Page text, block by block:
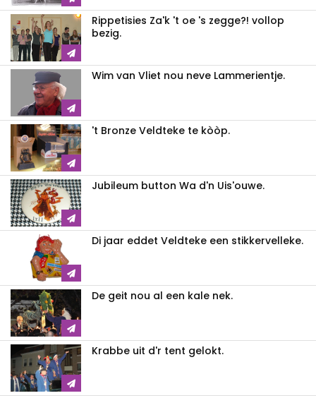
Rippetisies Za'k 't oe 's zegge?! vollop
bezig.
Wim van Vliet nou neve Lammerientje.
't Bronze Veldteke te kòòp.
Jubileum button Wa d'n Uis'ouwe.
Di jaar eddet Veldteke een stikkervelleke.
De geit nou al een kale nek.
Krabbe uit d'r tent gelokt.